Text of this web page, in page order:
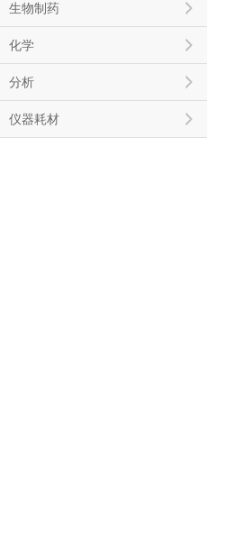
生物制药
化学
分析
仪器耗材